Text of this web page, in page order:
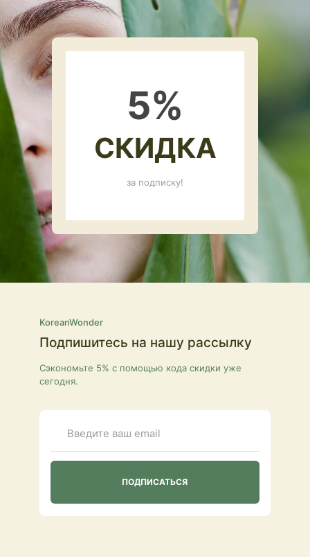
5%
СКИДКА
за подписку!
KoreanWonder
Подпишитесь на нашу рассылку
Сэкономьте 5% с помощью кода скидки уже
сегодня.